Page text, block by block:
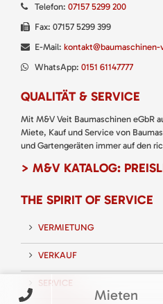
Telefon: 07157 5299 200
Fax: 07157 5299 399
E-Mail:
WhatsApp: 0151 61147777
QUALITÄT & SERVICE
Mit M&V Veit Baumaschinen eGbR
Miete, Kauf und Service von
und Gartengeräten immer auf den
> M&V KATALOG:
THE SPIRIT OF SERVICE
VERMIETUNG
VERKAUF
SERVICE
Mieten